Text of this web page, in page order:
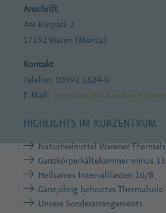
Anschrift
Am Kurpark 2
17192 Waren (Müritz)
Kontakt
Telefon: 03991 1824-0
E-Mail: rezeption@kurzentrum-
HIGHLIGHTS IM KURZENTRUM
Naturheilmittel Warener
Ganzkörperkältekammer minus
Heilsames Intervallfasten 16/8
Ganzjährig beheiztes
Unsere Sonderarrangements